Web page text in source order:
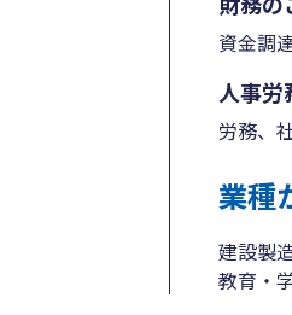
資金調
人事労
労務、
業種
建設製
教育・